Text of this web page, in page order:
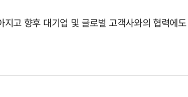
고 향후 대기업 및 글로벌 고객사와의 협력에